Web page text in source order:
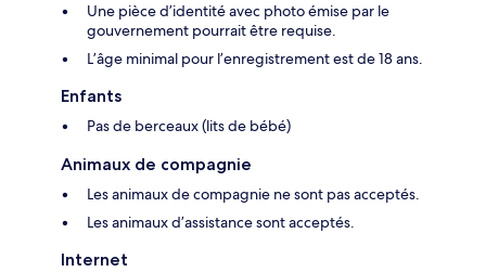
Une pièce d’identité avec photo émise par le
gouvernement pourrait être requise.
L’âge minimal pour l’enregistrement est de 18 ans.
Enfants
Pas de berceaux (lits de bébé)
Animaux de compagnie
Les animaux de compagnie ne sont pas acceptés.
Les animaux d’assistance sont acceptés.
Internet